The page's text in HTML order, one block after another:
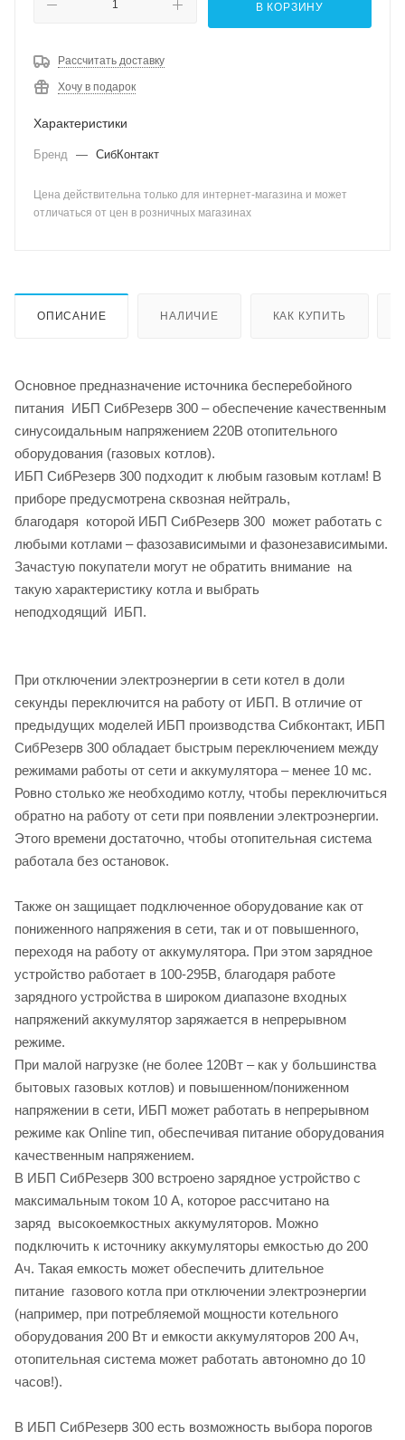
В КОРЗИНУ
Рассчитать доставку
Хочу в подарок
Характеристики
Бренд — СибКонтакт
Цена действительна только для интернет-магазина и может
отличаться от цен в розничных магазинах
ОПИСАНИЕ НАЛИЧИЕ КАК КУПИТЬ
Основное предназначение источника бесперебойного
питания ИБП СибРезерв 300 – обеспечение качественным
синусоидальным напряжением 220В отопительного
оборудования (газовых котлов).
ИБП СибРезерв 300 подходит к любым газовым котлам! В
приборе предусмотрена сквозная нейтраль,
благодаря которой ИБП СибРезерв 300 может работать с
любыми котлами – фазозависимыми и фазонезависимыми.
Зачастую покупатели могут не обратить внимание на
такую характеристику котла и выбрать
неподходящий ИБП.
При отключении электроэнергии в сети котел в доли
секунды переключится на работу от ИБП. В отличие от
предыдущих моделей ИБП производства Сибконтакт, ИБП
СибРезерв 300 обладает быстрым переключением между
режимами работы от сети и аккумулятора – менее 10 мс.
Ровно столько же необходимо котлу, чтобы переключиться
обратно на работу от сети при появлении электроэнергии.
Этого времени достаточно, чтобы отопительная система
работала без остановок.
Также он защищает подключенное оборудование как от
пониженного напряжения в сети, так и от повышенного,
переходя на работу от аккумулятора. При этом зарядное
устройство работает в 100-295В, благодаря работе
зарядного устройства в широком диапазоне входных
напряжений аккумулятор заряжается в непрерывном
режиме.
При малой нагрузке (не более 120Вт – как у большинства
бытовых газовых котлов) и повышенном/пониженном
напряжении в сети, ИБП может работать в непрерывном
режиме как Online тип, обеспечивая питание оборудования
качественным напряжением.
В ИБП СибРезерв 300 встроено зарядное устройство с
максимальным током 10 А, которое рассчитано на
заряд высокоемкостных аккумуляторов. Можно
подключить к источнику аккумуляторы емкостью до 200
Ач. Такая емкость может обеспечить длительное
питание газового котла при отключении электроэнергии
(например, при потребляемой мощности котельного
оборудования 200 Вт и емкости аккумуляторов 200 Ач,
отопительная система может работать автономно до 10
часов!).
В ИБП СибРезерв 300 есть возможность выбора порогов